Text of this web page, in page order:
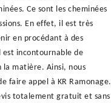
Ce sont les cheminées
En effet, il est très
en procédant à des
est incontournable de
la matière. Ainsi, nous
faire appel à KR Ramonage.
totalement gratuit et sans